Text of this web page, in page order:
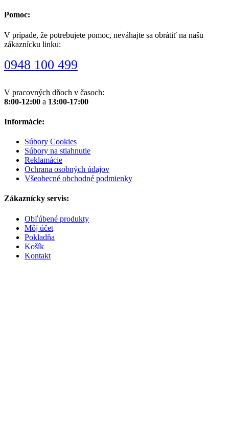
Pomoc:
V prípade, že potrebujete pomoc, neváhajte sa obrátiť na našu
zákaznícku linku:
0948 100 499
V pracovných dňoch v časoch:
8:00-12:00 a 13:00-17:00
Informácie:
Súbory Cookies
Súbory na stiahnutie
Reklamácie
Ochrana osobných údajov
Všeobecné obchodné podmienky
Zákaznícky servis:
Obľúbené produkty
Môj účet
Pokladňa
Košík
Kontakt